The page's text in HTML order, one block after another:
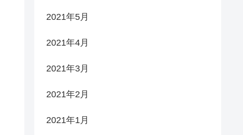
2021年5月
2021年4月
2021年3月
2021年2月
2021年1月